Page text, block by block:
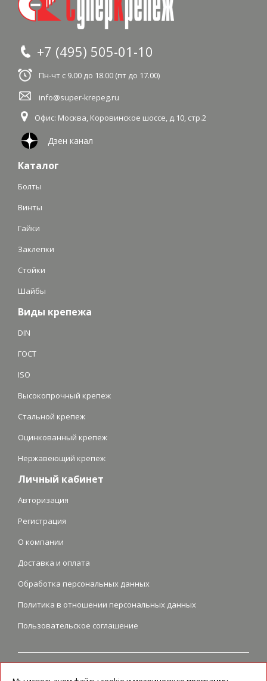
+7 (495) 505-01-10
Пн-чт с 9.00 до 18.00 (пт до 17.00)
info@super-krepeg.ru
Офис: Москва, Коровинское шоссе, д.10, стр.2
Дзен канал
Каталог
Болты
Винты
Гайки
Заклепки
Стойки
Шайбы
Виды крепежа
DIN
ГОСТ
ISO
Высокопрочный крепеж
Стальной крепеж
Оцинкованный крепеж
Нержавеющий крепеж
Личный кабинет
Авторизация
Регистрация
О компании
Доставка и оплата
Обработка персональных данных
Политика в отношении персональных данных
Пользовательское соглашение